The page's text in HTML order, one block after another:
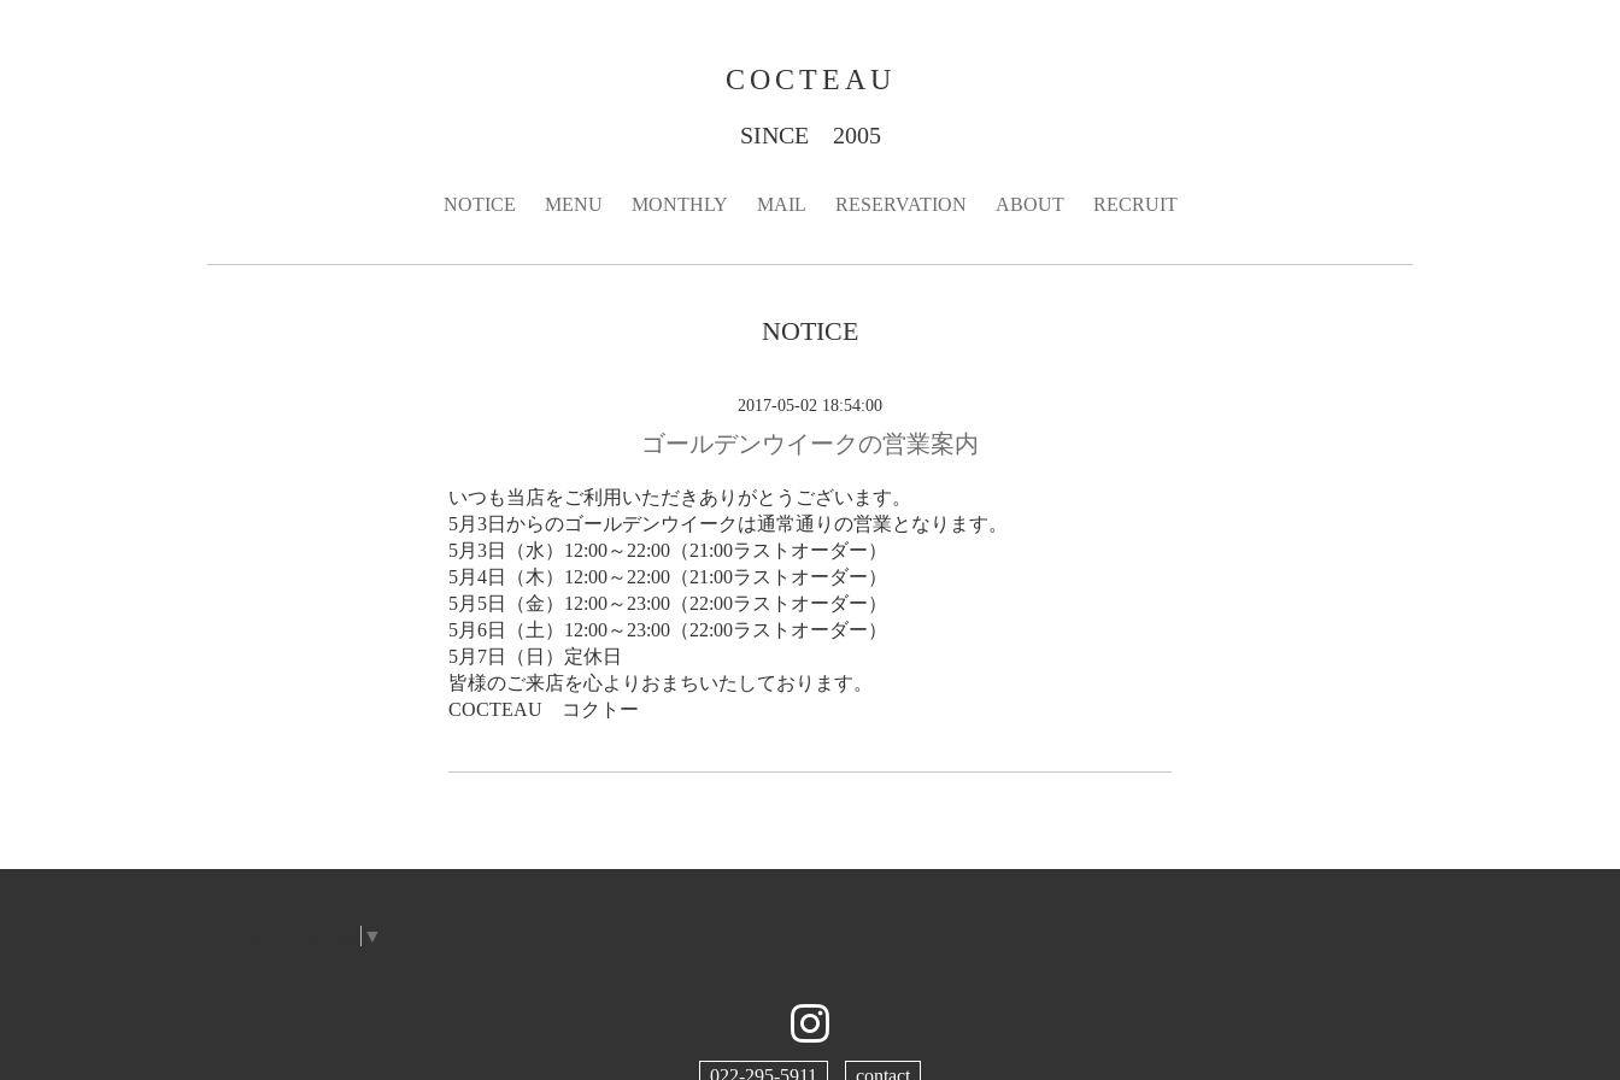
COCTEAU
SINCE 2005
NOTICE MENU MONTHLY MAIL RESERVATION ABOUT RECRUIT
NOTICE
2017-05-02 18:54:00
ゴールデンウイークの営業案内
いつも当店をご利用いただきありがとうございます。
5月3日からのゴールデンウイークは通常通りの営業となります。
5月3日（水）12:00～22:00（21:00ラストオーダー）
5月4日（木）12:00～22:00（21:00ラストオーダー）
5月5日（金）12:00～23:00（22:00ラストオーダー）
5月6日（土）12:00～23:00（22:00ラストオーダー）
5月7日（日）定休日
皆様のご来店を心よりおまちいたしております。
COCTEAU コクトー
▼
022-295-5911 contact